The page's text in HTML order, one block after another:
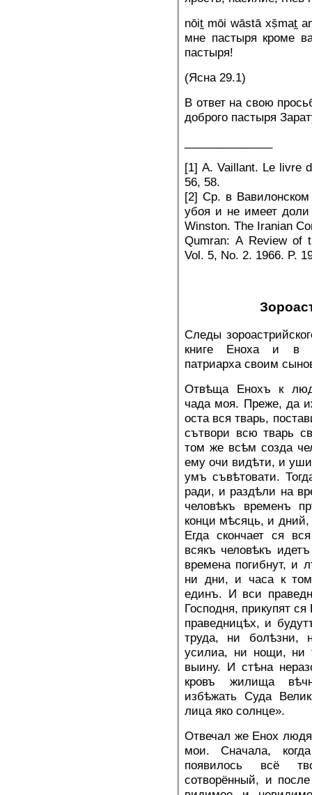
nōit̰ mōi wāstā xṣ̌mat̰
мне пастыря кроме
пастыря!
(Ясна 29.1)
В ответ на свою
доброго пастыря
[1] A. Vaillant. Le livre
56, 58.
[2] Ср. в Вавилонском
убоя и не имеет
Winston. The Iranian
Qumran: A Review of
Vol. 5, No. 2. 1966. P.
Следы
книге Еноха и в
патриарха своим
Отвѣща Енохъ к
чада моя. Преже, да
оста вся тварь,
сътвори всю тварь
том же всѣм созда
ему очи видѣти, и
умъ съвѣтовати.
ради, и раздѣли на
человѣкъ временъ
конци мѣсяць, и
Егда скончает ся
всякъ человѣкъ
времена погибнут, и
ни дни, и часа к
единъ. И вси
Господня, прикупят
праведницѣх, и
труда, ни болѣзни,
усилиа, ни нощи, ни
выину. И стѣна
кровъ жилища
избѣжать Суда
лица яко солнце».
Отвечал же Енох
мои. Сначала,
появилось всё
сотворённый, и